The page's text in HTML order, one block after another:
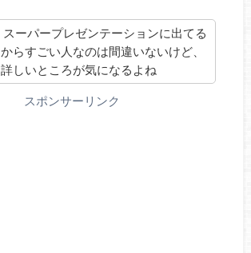
スーパープレゼンテーションに出てる
からすごい人なのは間違いないけど、
詳しいところが気になるよね
スポンサーリンク